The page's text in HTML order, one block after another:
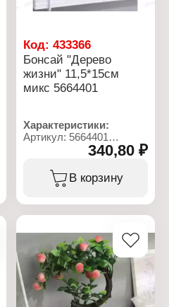
Код:433366
Бонсай "Дерево
жизни" 11,5*15см
микс 5664401
Характеристики:
Артикул: 5664401
Декоративное украшение
Вариация: Бонсай
Дизайн: Искусственный
Конструкция: в горшке
Размер: 11,5х15 см
Материал: пластик
Цвет: в ассортименте
340,80 ₽
В корзину